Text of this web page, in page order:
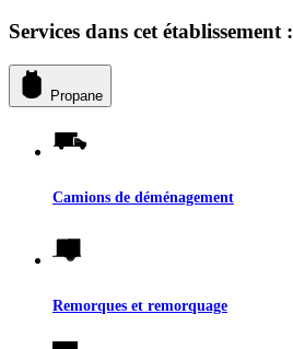
Services dans cet établissement :
Propane
Camions de déménagement
Remorques et remorquage